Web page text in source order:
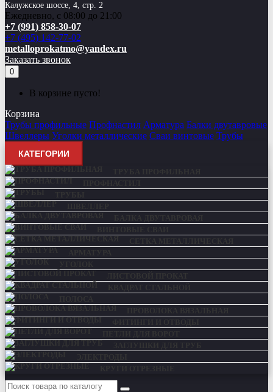
Калужское шоссе, 4, стр. 2
Ежедневно, с 08:00 до 21:00
+7 (991) 858-30-07
+7 (495) 142-77-02
metalloprokatmo@yandex.ru
Заказать звонок
0
В корзине пусто!
Корзина
Трубы профильные Профнастил Арматура Балки двутавровые
Швеллеры Уголки металлические Сваи винтовые Трубы
КАТЕГОРИИ